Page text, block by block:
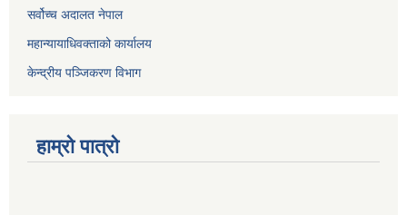
सर्वोच्च अदालत नेपाल
महान्यायाधिवक्ताको कार्यालय
केन्द्रीय पञ्जिकरण विभाग
हाम्रो पात्रो